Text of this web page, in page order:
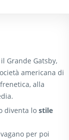
Grande Gatsby,
americana di
alla
diventa lo stile
per poi